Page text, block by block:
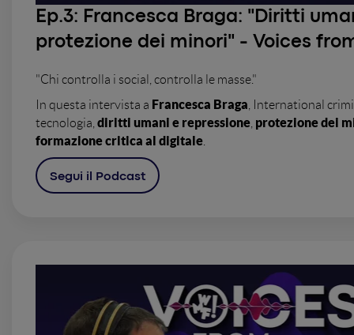
Ep.3: Francesca Braga: "Diritti
protezione dei minori" - Voices
"Chi controlla i social, controlla le masse."
In questa intervista a Francesca Braga , International
tecnologia, diritti umani e repressione protezione dei
formazione critica al digitale
Segui il Podcast